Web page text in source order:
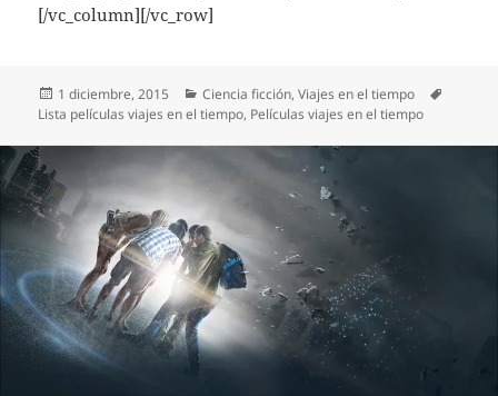
[/vc_column][/vc_row]
Publicado
el
1 diciembre, 2015 Categorías
Ciencia ficción,Viajes en el tiempo
Lista películas viajes en el tiempo, Películas viajes en el tiempo